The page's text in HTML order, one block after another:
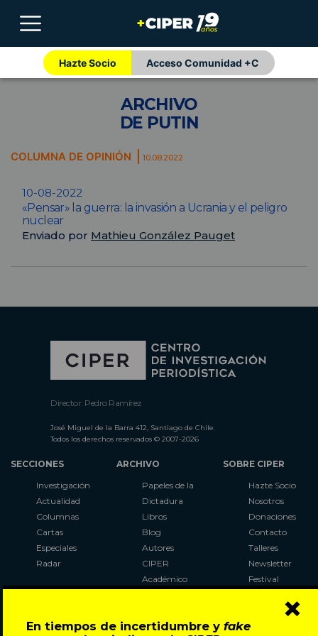
En tiempos de incertidumbre y fake
×
Hazte Socio Acceso Comunidad +C
ARCHIVO
DE PUTIN
COLUMNA DE OPINIÓN 10.08.2022
10-08-2022
«Pensar» la guerra: la invasión a Ucrania y el peligro
nuclear
Enviado por Mathieu González Pauget
Director: Pedro Ramírez
José Miguel de la Barra 412, Santiago de Chile
Todos los derechos reservados © 2007-2026
SECCIONES
Investigación
Actualidad
Columnas
Cartas
Especiales
Radar
ARCHIVO
Papeles de la
Dictadura
Libros
Blog
Autores
CIPER
Académico
Al Plebiscito
SOBRE CIPER
Hazte Socio
Nosotros
Donaciones
Contacto
Talleres
Newsletter
Festival